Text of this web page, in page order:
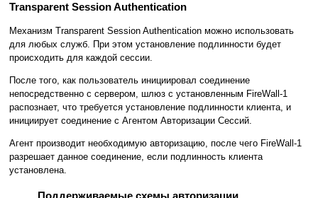
Transparent Session Authentication
Механизм Transparent Session Authentication можно использовать
для любых служб. При этом установление подлинности будет
происходить для каждой сессии.
После того, как пользователь инициировал соединение
непосредственно с сервером, шлюз с установленным FireWall-1
распознает, что требуется установление подлинности клиента, и
инициирует соединение с Агентом Авторизации Сессий.
Агент производит необходимую авторизацию, после чего FireWall-1
разрешает данное соединение, если подлинность клиента
установлена.
Поддерживаемые схемы авторизации